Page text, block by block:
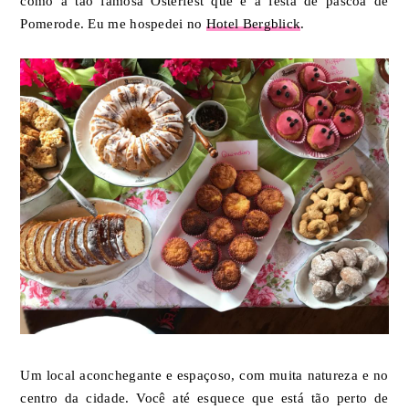
Pomerode. Eu me hospedei no Hotel Bergblick.
Um local aconchegante e espaçoso, com muita natureza e no
centro da cidade. Você até esquece que está tão perto de